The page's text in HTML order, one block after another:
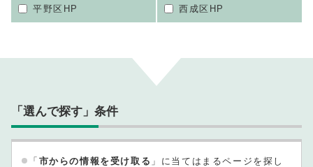
平野区HP 西成区HP
「選んで探す」条件
「 市からの情報を受け取る 」に当てはまるページを探し